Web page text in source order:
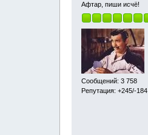
Афтар, пиши исчё!
Сообщений: 3 758
Репутация: +245/-184